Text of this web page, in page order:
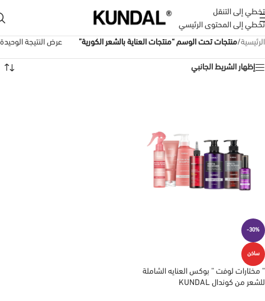
تخطي إلى التنقل
تخطي إلى المحتوى الرئيسي
الرئيسية/منتجات تحت الوسم “منتجات العناية بالشعر الكورية” عرض النتيجة الوحيدة
إظهار الشريط الجانبي
-30%
ساخن
” مختارات لوفت ” بوكس العنايه الشاملة
للشعر من كوندال KUNDAL